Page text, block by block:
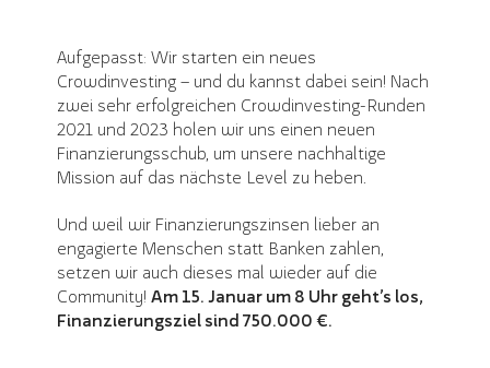
Aufgepasst: Wir starten ein neues
Crowdinvesting – und du kannst dabei sein! Nach
zwei sehr erfolgreichen Crowdinvesting-Runden
2021 und 2023 holen wir uns einen neuen
Finanzierungsschub, um unsere nachhaltige
Mission auf das nächste Level zu heben.
Und weil wir Finanzierungszinsen lieber an
engagierte Menschen statt Banken zahlen,
setzen wir auch dieses mal wieder auf die
Community!Am 15. Januar um 8 Uhr geht’s los,
Finanzierungsziel sind750.000 €.